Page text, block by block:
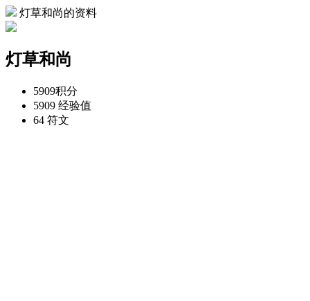
灯草和尚的资料
灯草和尚
5909积分
5909 经验值
64 符文